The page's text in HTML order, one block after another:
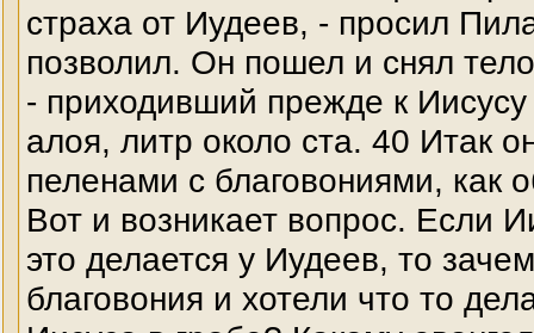
страха от Иудеев, - просил
позволил. Он пошел и снял
- приходивший прежде к
алоя, литр около ста. 40 Итак
пеленами с благовониями, как
Вот и возникает вопрос. Если
это делается у Иудеев, то
благовония и хотели что то